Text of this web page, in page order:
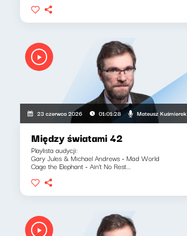
23 czerwca 2026 01:01:28 Mateusz Kuśmierek
Między światami 42
Playlista audycji:
Gary Jules & Michael Andrews - Mad World
Cage the Elephant - Ain't No Rest...